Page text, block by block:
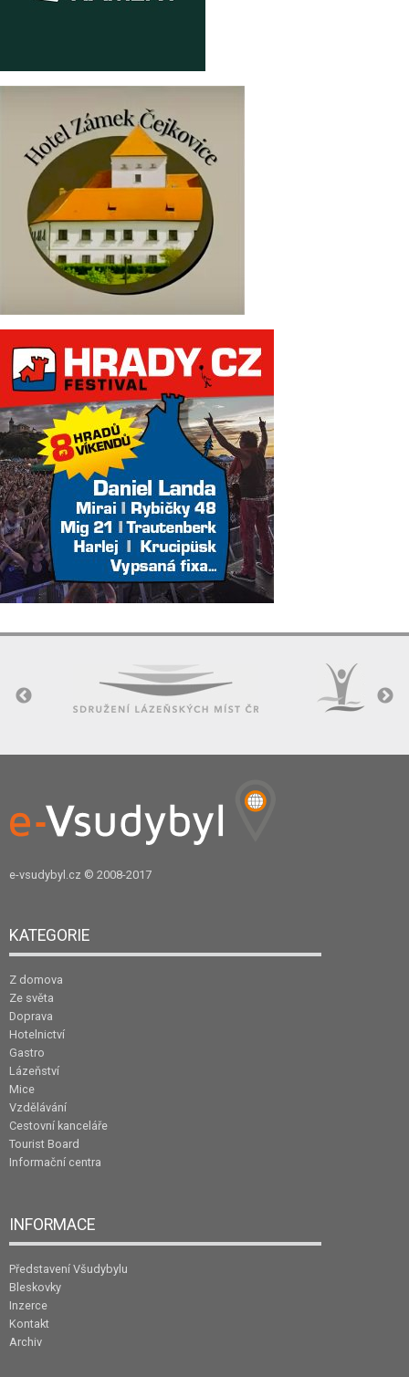
e-vsudybyl.cz © 2008-2017
KATEGORIE
Z domova
Ze světa
Doprava
Hotelnictví
Gastro
Lázeňství
Mice
Vzdělávání
Cestovní kanceláře
Tourist Board
Informační centra
INFORMACE
Představení Všudybylu
Bleskovky
Inzerce
Kontakt
Archiv